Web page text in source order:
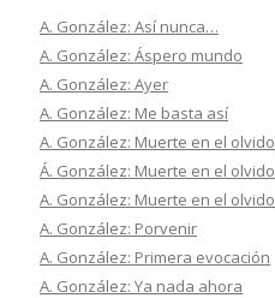
A. González: Así nunca…
A. González: Áspero mundo
A. González: Ayer
A. González: Me basta así
A. González: Muerte en el olvido
Á. González: Muerte en el olvido
A. González: Muerte en el olvido
A. González: Porvenir
A. González: Primera evocación
A. González: Ya nada ahora